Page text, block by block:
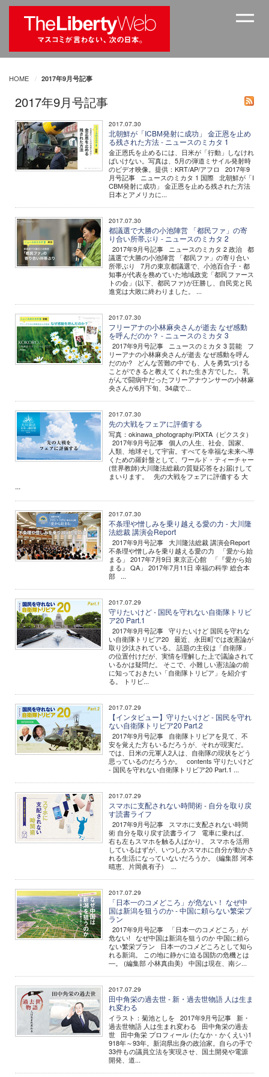
HOME 2017年9月号記事
2017年9月号記事
2017.07.30
北朝鮮が「ICBМ発射に成功」 金正恩を止め
る残された方法 - ニュースのミカタ 1
金正恩氏を止めるには、日米が「行動」しなけれ
ばいけない。写真は、5月の弾道ミサイル発射時
のビデオ映像。提供：KRT/AP/アフロ 2017年9
月号記事 ニュースのミカタ 1 国際 北朝鮮が「I
CBМ発射に成功」 金正恩を止める残された方法
日本とアメリカに...
2017.07.30
都議選で大勝の小池陣営 「都民ファ」の寄
り合い所帯ぶり - ニュースのミカタ 2
2017年9月号記事 ニュースのミカタ 2 政治 都
議選で大勝の小池陣営 「都民ファ」の寄り合い
所帯ぶり 7月の東京都議選で、小池百合子・都
知事が代表を務めていた地域政党「都民ファース
トの会」(以下、都民ファ)が圧勝し、自民党と民
進党は大敗に終わりました。 ...
2017.07.30
フリーアナの小林麻央さんが逝去 なぜ感動
を呼んだのか？ - ニュースのミカタ 3
2017年9月号記事 ニュースのミカタ 3 芸能 フ
リーアナの小林麻央さんが逝去 なぜ感動を呼ん
だのか? どんな苦難の中でも、人を勇気づける
ことができると教えてくれた生き方でした。 乳
がんで闘病中だったフリーアナウンサーの小林麻
央さんが6月下旬、34歳で...
2017.07.30
先の大戦をフェアに評価する
写真：okinawa_photography/PIXTA（ピクスタ）
2017年9月号記事 個人の人生、社会、国家、
人類、地球そして宇宙。すべてを幸福な未来へ導
くための羅針盤として、ワールド・ティーチャー
(世界教師)大川隆法総裁の質疑応答をお届けして
まいります。 先の大戦をフェアに評価する 大
...
2017.07.30
不条理や憎しみを乗り越える愛の力 - 大川隆
法総裁 講演会Report
2017年9月号記事 大川隆法総裁 講演会Report
不条理や憎しみを乗り越える愛の力 「愛から始
まる」 2017年7月9日 東京正心館 「『愛から始
まる』 QA」 2017年7月11日 幸福の科学 総合本
部 ...
2017.07.29
守りたいけど - 国民を守れない自衛隊トリビ
ア20 Part.1
2017年9月号記事 守りたいけど 国民を守れな
い自衛隊トリビア20 最近、永田町では改憲論が
取り沙汰されている。 話題の主役は「自衛隊」
の位置付けだが、実情を理解した上で議論されて
いるかは疑問だ。 そこで、小難しい憲法論の前
に知っておきたい「自衛隊トリビア」を紹介す
る。 トリビ...
2017.07.29
【インタビュー】守りたいけど - 国民を守れ
ない自衛隊トリビア20 Part.2
2017年9月号記事 自衛隊トリビアを見て、不
安を覚えた方もいるだろうが、それが現実だ。
では、日米の元軍人2人は、自衛隊の現状をどう
思っているのだろうか。 contents 守りたいけど
- 国民を守れない自衛隊トリビア20 Part.1 ...
2017.07.29
スマホに支配されない時間術 - 自分を取り戻
す読書ライフ
2017年9月号記事 スマホに支配されない時間
術 自分を取り戻す読書ライフ 電車に乗れば、
右も左もスマホを触る人ばかり。 スマホを活用
しているはずが、いつしかスマホに自分が動かさ
れる生活になっていないだろうか。 (編集部 河本
晴恵、片岡眞有子) ...
2017.07.29
「日本一のコメどころ」が危ない！ なぜ中
国は新潟を狙うのか - 中国に頼らない繁栄プ
ラン
2017年9月号記事 「日本一のコメどころ」が
危ない! なぜ中国は新潟を狙うのか 中国に頼ら
ない繁栄プラン 日本一のコメどころとして知ら
れる新潟。 この地に静かに迫る国防の危機とは
―。 (編集部 小林真由美) 中国は現在、南シ...
2017.07.29
田中角栄の過去世 - 新・過去世物語 人は生ま
れ変わる
イラスト：菊池としを 2017年9月号記事 新・
過去世物語 人は生まれ変わる 田中角栄の過去
世 田中角栄 プロフィール (たなか・かくえい)1
918年～93年。新潟県出身の政治家。自らの手で
33件もの議員立法を実現させ、国土開発や電源
開発、道...